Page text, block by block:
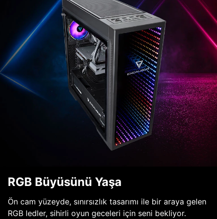
RGB Büyüsünü Yaşa
Ön cam yüzeyde, sınırsızlık tasarımı ile bir araya gelen
RGB ledler, sihirli oyun geceleri için seni bekliyor.